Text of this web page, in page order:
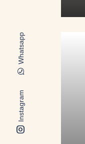
Instagram
Whatsapp